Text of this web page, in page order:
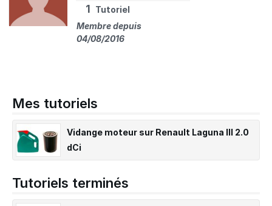
1
Tutoriel
Membre depuis
04/08/2016
Mes tutoriels
Vidange moteur sur Renault Laguna III 2.0
dCi
Tutoriels terminés